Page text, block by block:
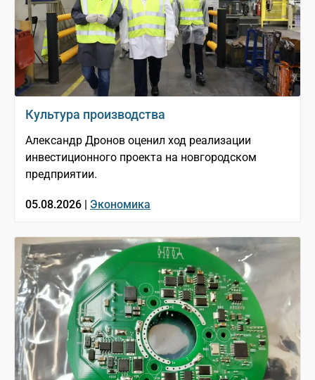
Культура производства
Александр Дронов оценил ход реализации
инвестиционного проекта на новгородском
предприятии.
05.08.2026 | Экономика